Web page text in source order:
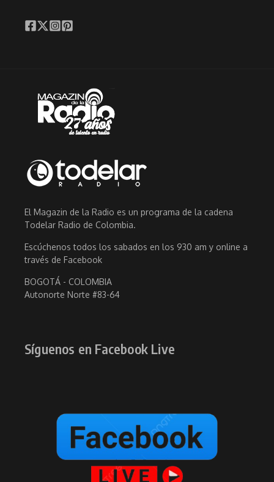
El Magazin de la Radio es un programa de la cadena
Todelar Radio de Colombia.
Escúchenos todos los sabados en los 930 am y online a
través de Facebook
BOGOTÁ - COLOMBIA
Autonorte Norte #83-64
Síguenos en Facebook Live